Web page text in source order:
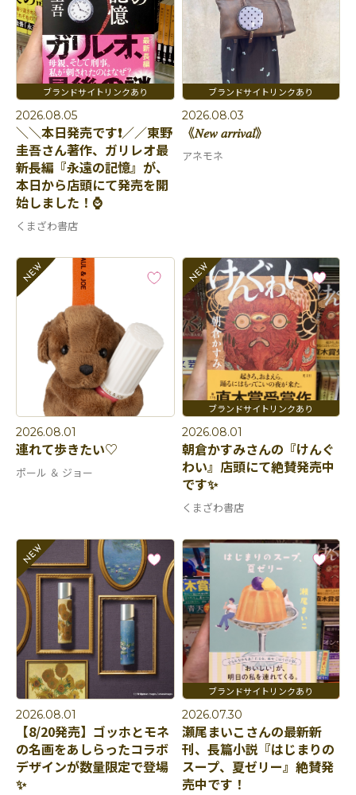
2026.08.05
＼＼本日発売です❗️／／東野
圭吾さん著作、ガリレオ最
新長編『永遠の記憶』が、
本日から店頭にて発売を開
始しました！⌚️
くまざわ書店
2026.08.03
《𝑁𝑒𝑤 𝑎𝑟𝑟𝑖𝑣𝑎𝑙》
アネモネ
2026.08.01
連れて歩きたい♡
ポール ＆ ジョー
2026.08.01
朝倉かすみさんの『けんぐ
わい』店頭にて絶賛発売中
です✨
くまざわ書店
2026.08.01
【8/20発売】ゴッホとモネ
の名画をあしらったコラボ
デザインが数量限定で登場
✨
2026.07.30
瀬尾まいこさんの最新新
刊、長篇小説『はじまりの
スープ、夏ゼリー』絶賛発
売中です！